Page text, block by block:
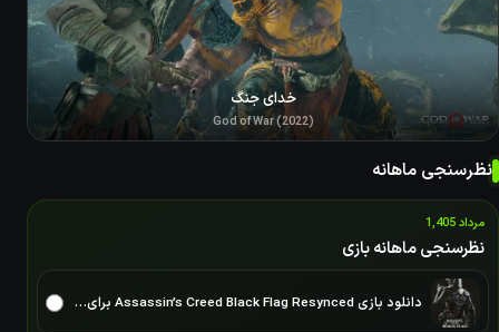
خدای جنگ
God of War (2022)
نظرسنجی ماهانه
مرداد 1,405
نظرسنجی ماهانه بازی
دانلود بازی Assassin’s Creed Black Flag Resynced برای PC – نسخه ElAmigos